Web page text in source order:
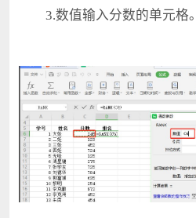
3.数值输入分数的单元格。